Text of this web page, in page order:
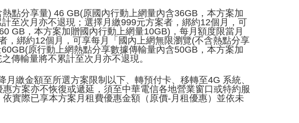
點分享量) 46 GB(原國內行動上網量內含36GB，本方案加
至次月亦不退現；選擇月繳999元方案者，綁約12個月，可
GB，本方案加贈國內行動上網量10GB)，每月額度限當月
，綁約12個月，可享每月「國內上網無限瀏覽(不含熱點分享
原行動上網熱點分享數據傳輸量內含50GB，本方案加
傳輸量將不累計至次月亦不退現。
繳金額至所選方案限制以下、轉預付卡、移轉至4G 系統、
方案亦不恢復或遞延，須至中華電信各地營業窗口或特約服
實際已享本方案月租費優惠金額（原價-月租優惠）並依未